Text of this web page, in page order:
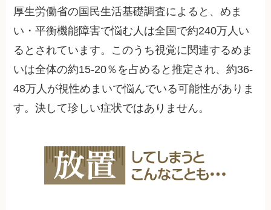
厚生労働省の国民生活基礎調査によると、めま
い・平衡機能障害で悩む人は全国で約240万人い
るとされています。このうち視覚に関連するめま
いは全体の約15-20％を占めると推定され、約36-
48万人が視性めまいで悩んでいる可能性がありま
す。決して珍しい症状ではありません。